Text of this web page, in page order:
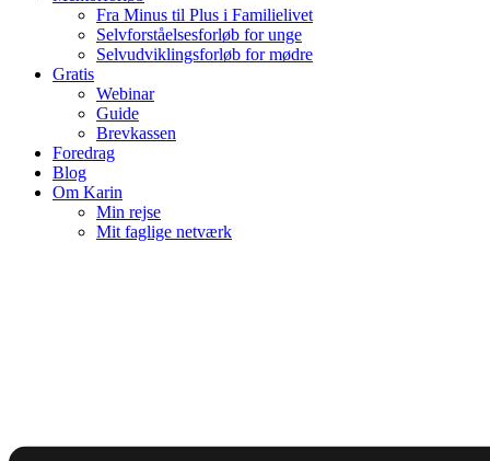
Fra Minus til Plus i Familielivet
Selvforståelsesforløb for unge
Selvudviklingsforløb for mødre
Gratis
Webinar
Guide
Brevkassen
Foredrag
Blog
Om Karin
Min rejse
Mit faglige netværk